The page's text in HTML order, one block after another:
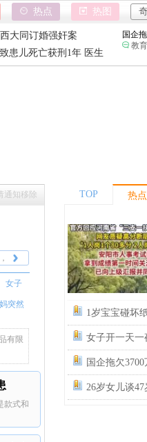
热图
热点
小孩事件
大同订婚强奸案
大爷救助重庆游客
小孩事件
患儿死亡获刑1年 医生
小
国企
教
26岁
女子
精神
国企
教
26岁
这
民
通知移除
女子
突然
有限
款式和
TOP 热点
1岁宝宝碰坏
酒店索赔924
女子开一天
吹空调中毒
国企拖欠
3700万工程款
26岁女儿谈